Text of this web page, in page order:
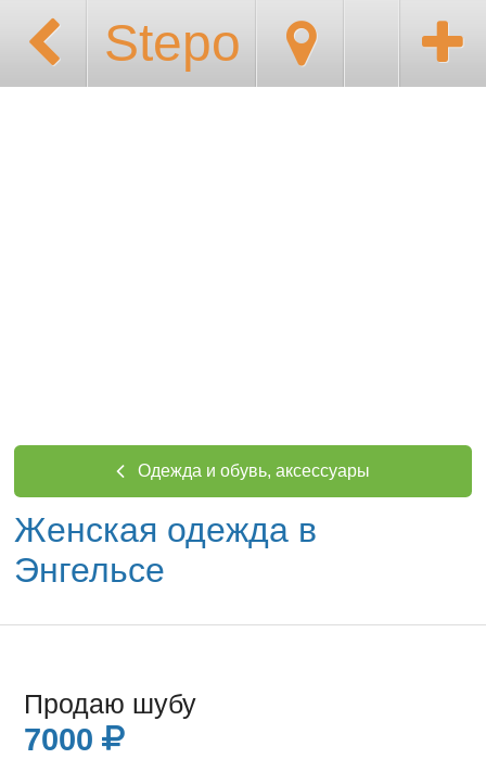
Stepo
Одежда и обувь, аксессуары
Женская одежда в
Энгельсе
Продаю шубу
7000